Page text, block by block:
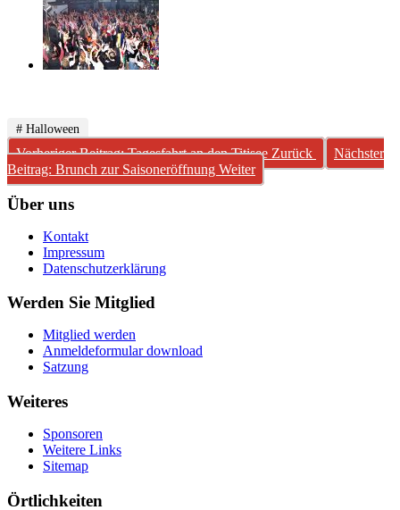
# Halloween
Vorheriger Beitrag: Tagesfahrt an den Titisee Zurück
Nächster
Beitrag: Brunch zur Saisoneröffnung Weiter
Über uns
Kontakt
Impressum
Datenschutzerklärung
Werden Sie Mitglied
Mitglied werden
Anmeldeformular download
Satzung
Weiteres
Sponsoren
Weitere Links
Sitemap
Örtlichkeiten